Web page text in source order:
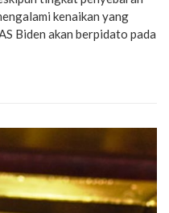
kenaikan yang
Biden akan berpidato pada